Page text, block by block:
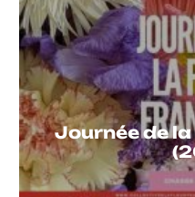
Journée de